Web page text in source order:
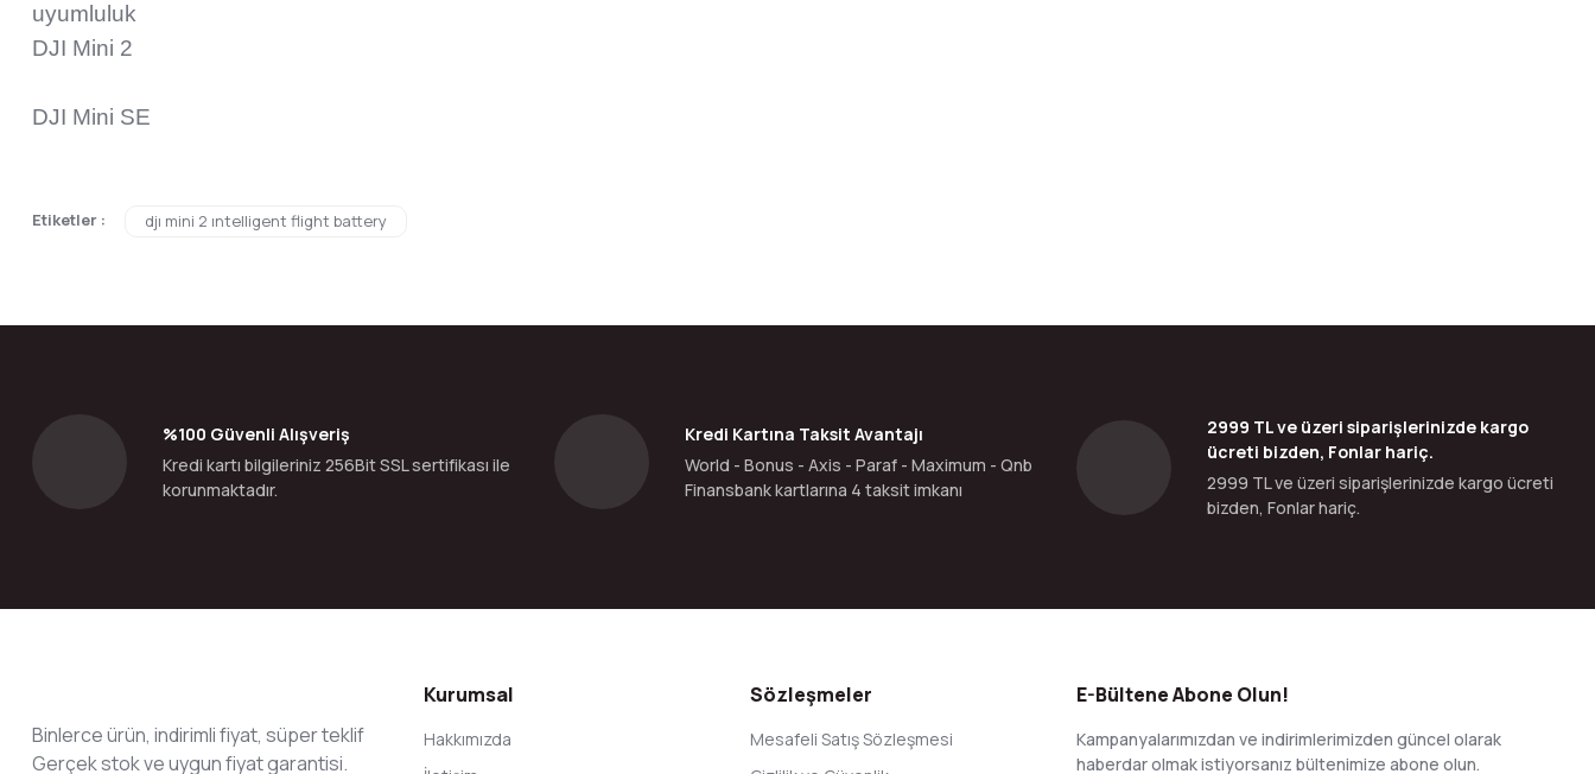
uyumluluk
DJI Mini 2
DJI Mini SE
Yorum Yaz
Bu ürünün fiyat bilgisi, resim, ürün açıklamalarında ve diğer konularda yetersiz gördüğünüz noktaları öneri formunu kullanarak tarafımıza iletebilirsiniz.
Ürün açıklamasında eksik bilgiler bulunuyor.
Bu ürüne benzer farklı alternatifler olmalı.
Etiketler : djı mini 2 ıntelligent flight battery
%100 Güvenli Alışveriş
Kredi kartı bilgileriniz 256Bit SSL sertifikası ile
korunmaktadır.
Kredi Kartına Taksit Avantajı
World - Bonus - Axis - Paraf - Maximum - Qnb
Finansbank kartlarına 4 taksit imkanı
2999 TL ve üzeri siparişlerinizde kargo
ücreti bizden, Fonlar hariç.
2999 TL ve üzeri siparişlerinizde kargo ücreti
bizden, Fonlar hariç.
Binlerce ürün, indirimli fiyat, süper teklif
Gerçek stok ve uygun fiyat garantisi.
Kurumsal
Hakkımızda
Sözleşmeler
Mesafeli Satış Sözleşmesi
E-Bültene Abone Olun!
Kampanyalarımızdan ve indirimlerimizden güncel olarak
haberdar olmak istiyorsanız bültenimize abone olun.